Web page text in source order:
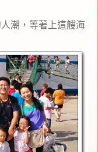
潮，等著上這艘海